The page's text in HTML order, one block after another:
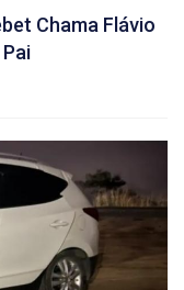
Chama Flávio